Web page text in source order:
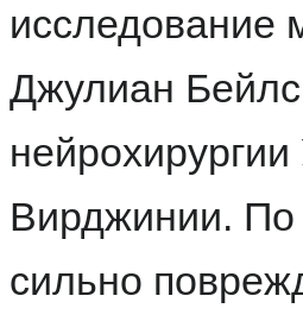
исследование
Джулиан
Вирджинии. По
сильно